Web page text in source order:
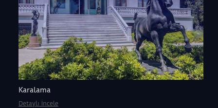
Karalama
Detaylı İncele